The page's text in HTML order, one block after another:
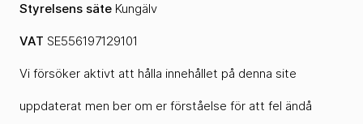
Styrelsens säte Kungälv
VAT SE556197129101
Vi försöker aktivt att hålla innehållet på denna site
uppdaterat men ber om er förståelse för att fel ändå